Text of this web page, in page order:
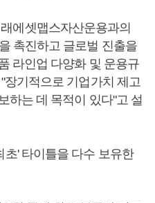
에셋맵스자산운용과의
촉진하고 글로벌 진출을
라인업 다양화 및 운용규
장기적으로 기업가치 제고
하는 데 목적이 있다"고 설
' 타이틀을 다수 보유한